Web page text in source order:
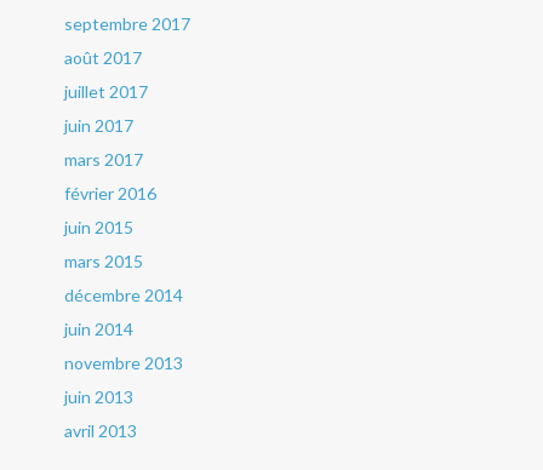
septembre 2017
août 2017
juillet 2017
juin 2017
mars 2017
février 2016
juin 2015
mars 2015
décembre 2014
juin 2014
novembre 2013
juin 2013
avril 2013